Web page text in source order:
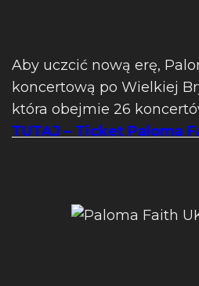
Aby uczcić nową erę,
koncertową po Wielkiej
która obejmie 26
TUTAJ – Ticket Paloma